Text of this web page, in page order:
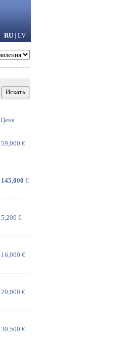
RU | LV
Цена
59,000 €
145,000 €
5,200 €
16,000 €
20,000 €
30,500 €